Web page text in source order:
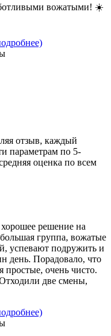
вожатыми! ☀️
отзыв, каждый
параметрам по 5-
оценка по всем
решение на
группа, вожатые
, успевают подружить и
день. Порадовало, что
простые, очень чисто.
две смены,